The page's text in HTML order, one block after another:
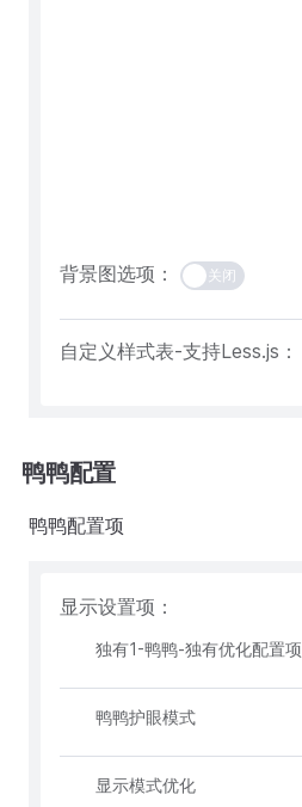
背景图选项： 关闭
自定义样式表-支持Less.js：
鸭鸭配置
鸭鸭配置项
显示设置项：
独有1-鸭鸭-独有优化配置项
鸭鸭护眼模式
显示模式优化